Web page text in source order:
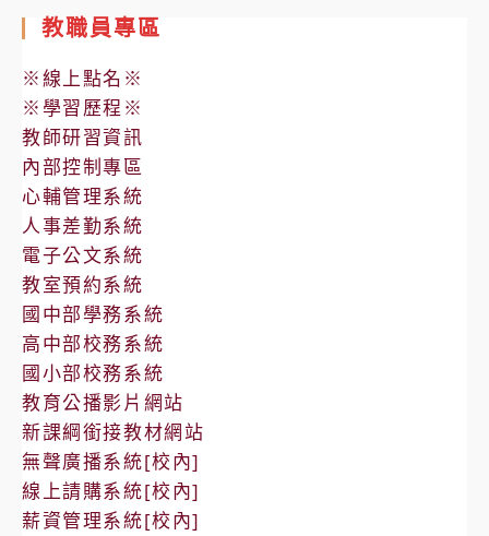
級
師
作
業
教職員專區
※線上點名※
※學習歷程※
教師研習資訊
內部控制專區
心輔管理系統
人事差勤系統
電子公文系統
教室預約系統
國中部學務系統
高中部校務系統
國小部校務系統
教育公播影片網站
新課綱銜接教材網站
無聲廣播系統[校內]
線上請購系統[校內]
薪資管理系統[校內]